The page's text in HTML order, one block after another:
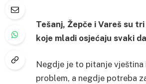
Tešanj, Žepče i Vareš su
koje mladi osjećaju svaki
Negdje je to pitanje
problem, a negdje potreba